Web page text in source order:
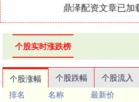
鼎泽配资文章已加
个股实时涨跌榜
个股涨幅 个股跌幅 个股流入
排名
名称 最新价